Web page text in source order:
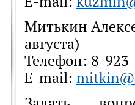
Митькин
августа)
Телефон: 8-
E-mail: